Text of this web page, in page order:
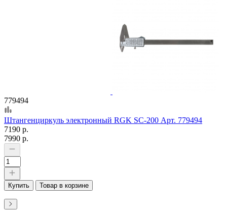
779494
Штангенциркуль электронный RGK SC-200 Арт. 779494
7190 р.
7990 р.
Купить Товар в корзине